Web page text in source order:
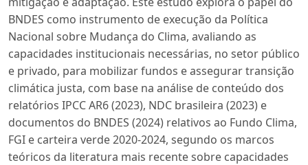
BNDES como instrumento de execução da Política
Nacional sobre Mudança do Clima, avaliando as
capacidades institucionais necessárias, no setor público
e privado, para mobilizar fundos e assegurar transição
climática justa, com base na análise de conteúdo dos
relatórios IPCC AR6 (2023), NDC brasileira (2023) e
documentos do BNDES (2024) relativos ao Fundo Clima,
FGI e carteira verde 2020-2024, segundo os marcos
teóricos da literatura mais recente sobre capacidades